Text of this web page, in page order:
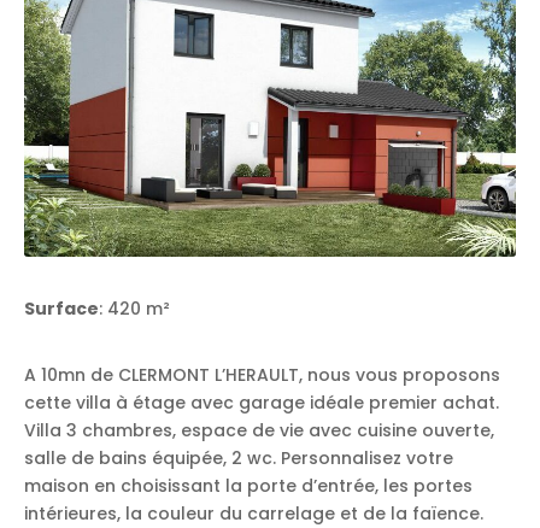
Surface: 420 m²
A 10mn de CLERMONT L’HERAULT, nous vous proposons
cette villa à étage avec garage idéale premier achat.
Villa 3 chambres, espace de vie avec cuisine ouverte,
salle de bains équipée, 2 wc. Personnalisez votre
maison en choisissant la porte d’entrée, les portes
intérieures, la couleur du carrelage et de la faïence.